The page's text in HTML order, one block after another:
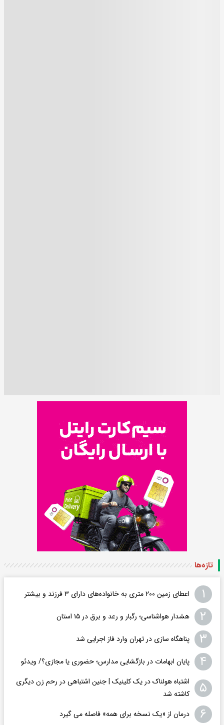
تازه‌ها
۱ اعطای زمین ۲۰۰ متری به خانواده‌های دارای ۳ فرزند و بیشتر
۲ هشدار هواشناسی؛ رگبار و رعد و برق در ۱۵ استان
۳ پناهگاه سازی در تهران وارد فاز اجرایی شد
۴ پایان ابهامات در بازگشایی مدارس؛ حضوری یا مجازی؟/ ویدئو
۵
اشتباه هولناک در یک کلینیک | جنین اشتباهی در رحم زن دیگری
کاشته شد
۶ درمان از «یک نسخه برای همه» فاصله می گیرد